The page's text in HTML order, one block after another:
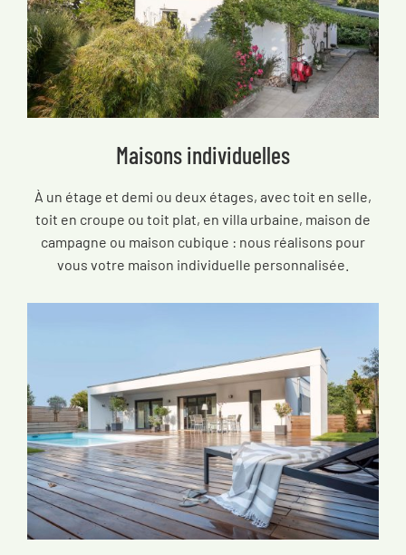
Maisons individuelles
À un étage et demi ou deux étages, avec toit en selle,
toit en croupe ou toit plat, en villa urbaine, maison de
campagne ou maison cubique : nous réalisons pour
vous votre maison individuelle personnalisée.